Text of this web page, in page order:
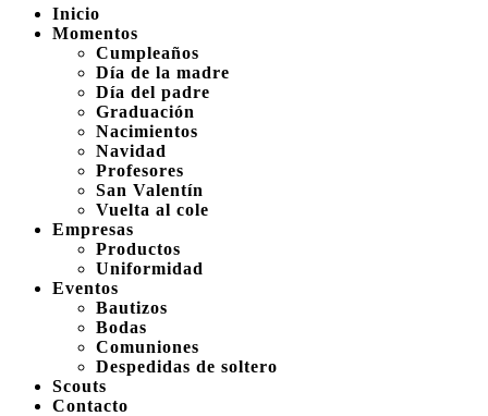
Inicio
Momentos
Cumpleaños
Día de la madre
Día del padre
Graduación
Nacimientos
Navidad
Profesores
San Valentín
Vuelta al cole
Empresas
Productos
Uniformidad
Eventos
Bautizos
Bodas
Comuniones
Despedidas de soltero
Scouts
Contacto